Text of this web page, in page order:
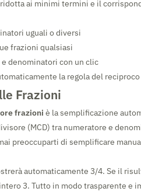
ai minimi termini e il
uguali o diversi
frazioni qualsiasi
denominatori con un clic
la regola del reciproco
Frazioni
frazioni è la semplificazione
(MCD) tra numeratore e
preoccuparti di semplificare
automaticamente 3/4. Se il
3. Tutto in modo trasparente e